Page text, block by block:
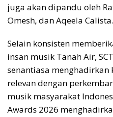
juga akan dipandu oleh
Omesh, dan Aqeela Calista.
Selain konsisten
insan musik Tanah Air,
senantiasa
relevan dengan
musik masyarakat
Awards 2026